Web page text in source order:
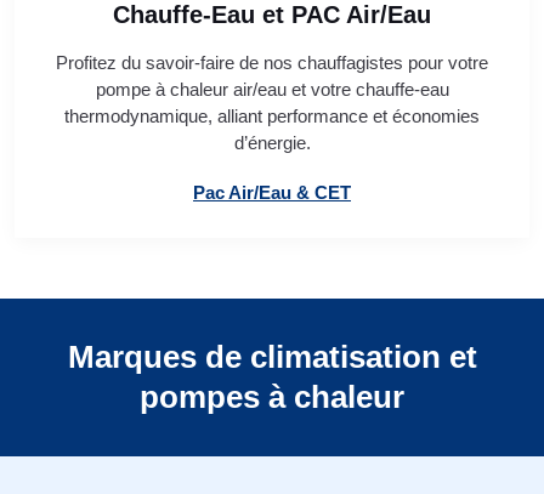
Chauffe-Eau et PAC Air/Eau
Profitez du savoir-faire de nos chauffagistes pour votre
pompe à chaleur air/eau et votre chauffe-eau
thermodynamique, alliant performance et économies
d’énergie.
Pac Air/Eau & CET
Marques de climatisation et
pompes à chaleur